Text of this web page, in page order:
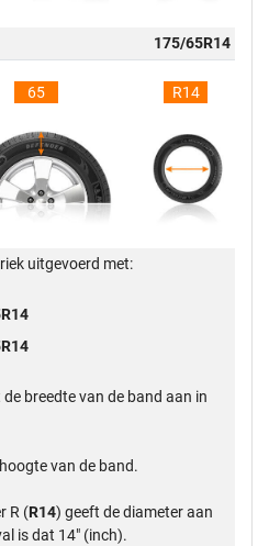
175/65R14
65 R14
uitgevoerd met:
de breedte van de band aan in
van de band.
R (R14) geeft de diameter aan
is dat 14" (inch).